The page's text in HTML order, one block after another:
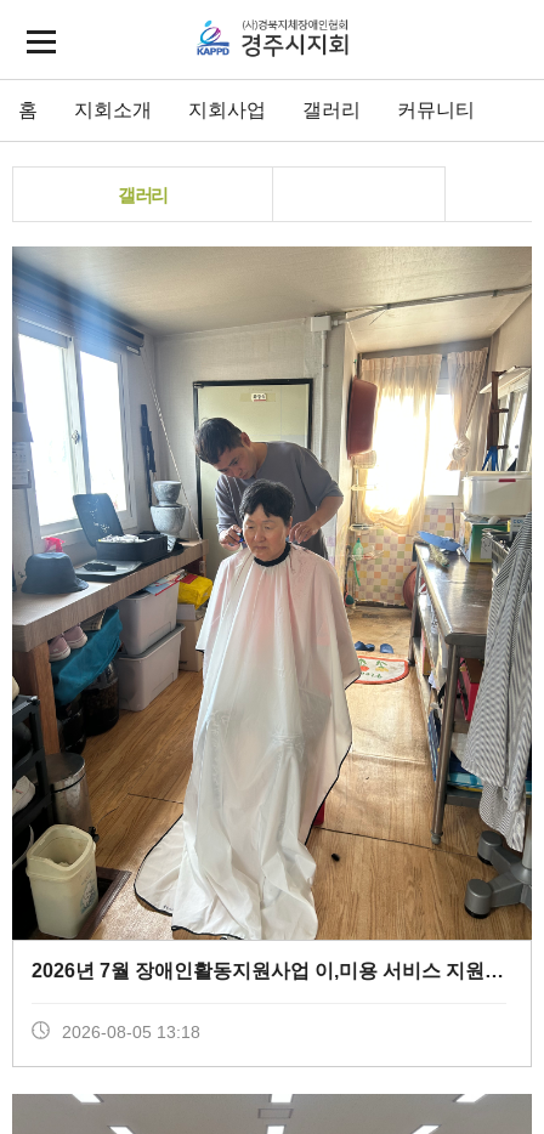
홈 지회소개 지회사업 갤러리 커뮤니티
갤러리
2026년 7월 장애인활동지원사업 이,미용 서비스 지원 (
0
2026-08-05 13:18